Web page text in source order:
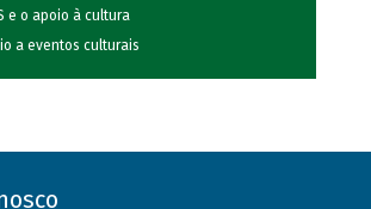
e o apoio à cultura
a eventos culturais